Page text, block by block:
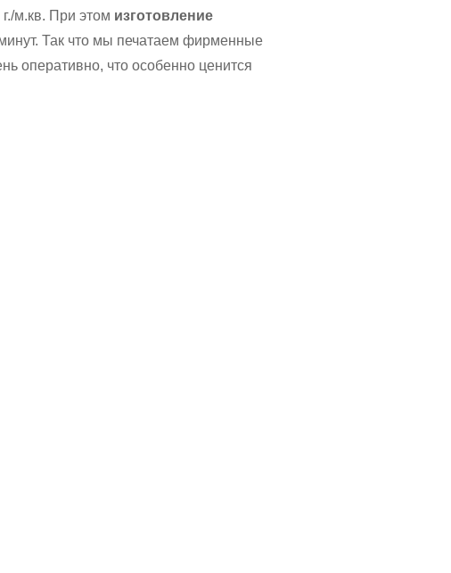
м.кв. При этом изготовление
Так что мы печатаем фирменные
оперативно, что особенно ценится